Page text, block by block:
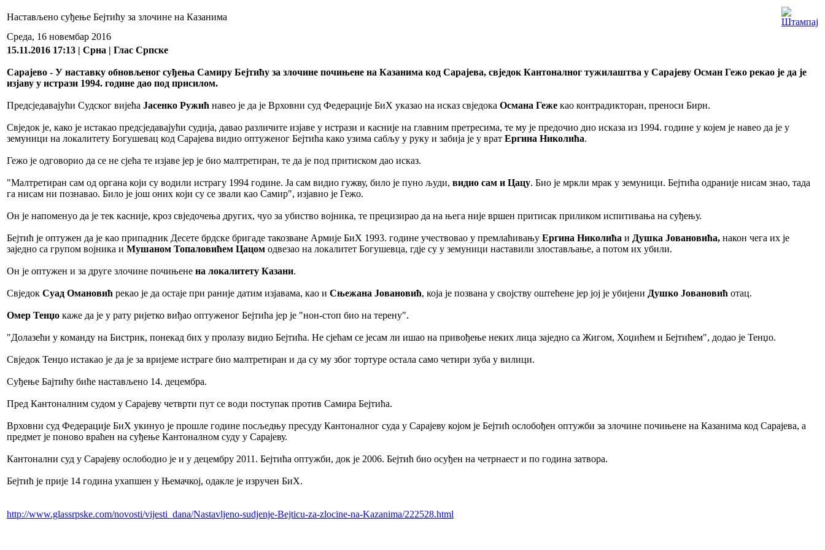
Настављено суђење Бејтићу за злочине на Казанима
Среда, 16 новембар 2016
15.11.2016 17:13 | Срна | Глас Српске
Сарајево - У наставку обновљеног суђења Самиру Бејтићу за злочине почињене на Казанима код Сарајева, свједок Кантоналног тужилаштва у Сарајеву Осман Гежо рекао је да је
изјаву у истрази 1994. године дао под присилом.
Предсједавајући Судског вијећа Јасенко Ружић навео је да је Врховни суд Федерације БиХ указао на исказ свједока Османа Геже као контрадикторан, преноси Бирн.
Свједок је, како је истакао предсједавајући судија, давао различите изјаве у истрази и касније на главним претресима, те му је предочио дио исказа из 1994. године у којем је навео да је у
земуници на локалитету Богушевац код Сарајева видио оптуженог Бејтића како узима сабљу у руку и забија је у врат Ергина Николића.
Гежо је одговорио да се не сјећа те изјаве јер је био малтретиран, те да је под притиском дао исказ.
"Малтретиран сам од органа који су водили истрагу 1994 године. Ја сам видио гужву, било је пуно људи, видио сам и Цацу. Био је мркли мрак у земуници. Бејтића одраније нисам знао, тада
га нисам ни познавао. Било је још оних који су се звали као Самир", изјавио је Гежо.
Он је напоменуо да је тек касније, кроз свједочења других, чуо за убиство војника, те прецизирао да на њега није вршен притисак приликом испитивања на суђењу.
Бејтић је оптужен да је као припадник Десете брдске бригаде такозване Армије БиХ 1993. године учествовао у премлаћивању Ергина Николића и Душка Јовановића, након чега их је
заједно са групом војника и Мушаном Топаловићем Цацом одвезао на локалитет Богушевца, гдје су у земуници наставили злостављање, а потом их убили.
Он је оптужен и за друге злочине почињене на локалитету Казани.
Свједок Суад Омановић рекао је да остаје при раније датим изјавама, као и Сњежана Јовановић, која је позвана у својству оштећене јер јој је убијени Душко Јовановић отац.
Омер Тенџо каже да је у рату ријетко виђао оптуженог Бејтића јер је "нон-стоп био на терену".
"Долазећи у команду на Бистрик, понекад бих у пролазу видио Бејтића. Не сјећам се јесам ли ишао на привођење неких лица заједно са Жигом, Хоџићем и Бејтићем", додао је Тенџо.
Свједок Тенџо истакао је да је за вријеме истраге био малтретиран и да су му због тортуре остала само четири зуба у вилици.
Суђење Бајтићу биће настављено 14. децембра.
Пред Кантоналним судом у Сарајеву четврти пут се води поступак против Самира Бејтића.
Врховни суд Федерације БиХ укинуо је прошле године посљедњу пресуду Кантоналног суда у Сарајеву којом је Бејтић ослобођен оптужби за злочине почињене на Казанима код Сарајева, а
предмет је поново враћен на суђење Кантоналном суду у Сарајеву.
Кантонални суд у Сарајеву ослободио је и у децембру 2011. Бејтића оптужби, док је 2006. Бејтић био осуђен на четрнаест и по година затвора.
Бејтић је прије 14 година ухапшен у Њемачкој, одакле је изручен БиХ.
http://www.glassrpske.com/novosti/vijesti_dana/Nastavljeno-sudjenje-Bejticu-za-zlocine-na-Kazanima/222528.html